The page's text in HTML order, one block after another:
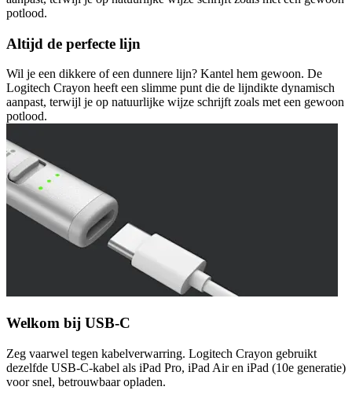
potlood.
Altijd de perfecte lijn
Wil je een dikkere of een dunnere lijn? Kantel hem gewoon. De
Logitech Crayon heeft een slimme punt die de lijndikte dynamisch
aanpast, terwijl je op natuurlijke wijze schrijft zoals met een gewoon
potlood.
Welkom bij USB-C
Zeg vaarwel tegen kabelverwarring. Logitech Crayon gebruikt
dezelfde USB-C-kabel als iPad Pro, iPad Air en iPad (10e generatie)
voor snel, betrouwbaar opladen.